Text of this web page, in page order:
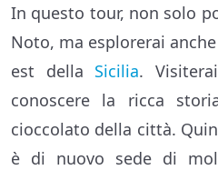
In questo tour, non solo
Noto, ma esplorerai
est della Sicilia.
conoscere la ricca
cioccolato della città.
è di nuovo sede di